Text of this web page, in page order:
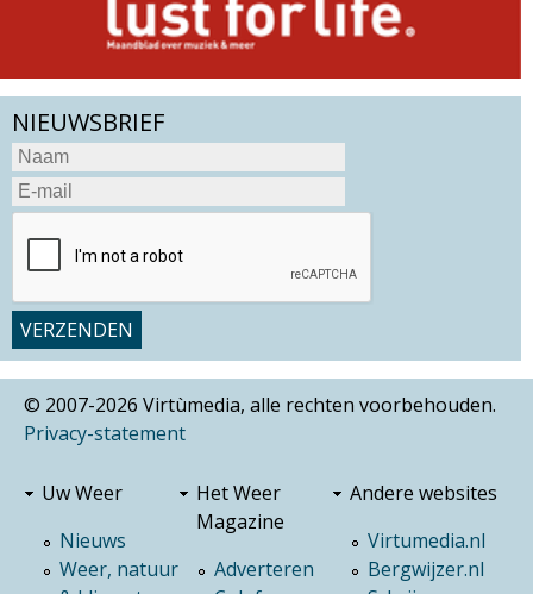
NIEUWSBRIEF
© 2007-2026 Virtùmedia, alle rechten voorbehouden.
Privacy-statement
Uw Weer
Nieuws
Weer, natuur
Het Weer
Magazine
Adverteren
Andere websites
Virtumedia.nl
Bergwijzer.nl